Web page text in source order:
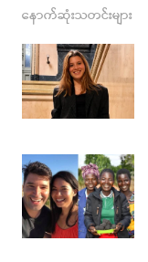
c
e
b
o
k
s
t
a
g
a
m
s
နောက်ဆုံးသတင်းများ